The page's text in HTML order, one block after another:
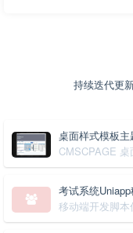
持续迭代更
桌面样式模板
CMSCPAGE
考试系统
移动端开发脚本